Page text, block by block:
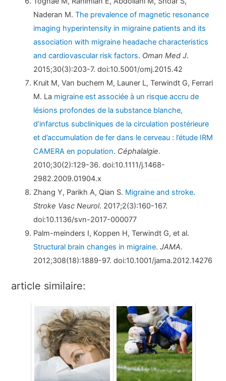
Naderan M.The prevalence of magnetic resonance
imaging hyperintensity in migraine patients and its
association with migraine headache characteristics
and cardiovascular risk factors. Oman Med J.
2015;30(3):203-7. doi:10.5001/omj.2015.42
Kruit M, Van buchem M, Launer L, Terwindt G, Ferrari
M. La migraine est associée à un risque accru de
lésions profondes de la substance blanche,
d’infarctus subcliniques de la circulation postérieure
et d’accumulation de fer dans le cerveau : l’étude IRM
CAMERA en population. Céphalalgie.
2010;30(2):129-36. doi:10.1111/j.1468-
2982.2009.01904.x
Zhang Y, Parikh A, Qian S. Migraine and stroke.
Stroke Vasc Neurol. 2017;2(3):160-167.
doi:10.1136/svn-2017-000077
Palm-meinders I, Koppen H, Terwindt G, et al.
Structural brain changes in migraine.JAMA.
2012;308(18):1889-97. doi:10.1001/jama.2012.14276
article similaire: